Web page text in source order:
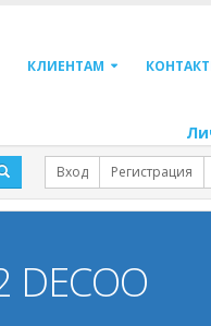
КЛИЕНТАМ
Вход Регистрация